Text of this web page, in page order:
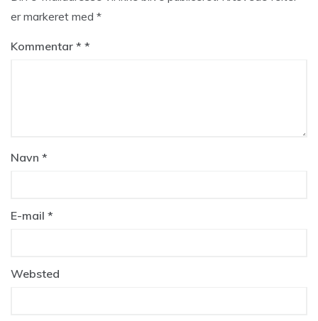
er markeret med *
Kommentar *
Navn *
E-mail *
Websted